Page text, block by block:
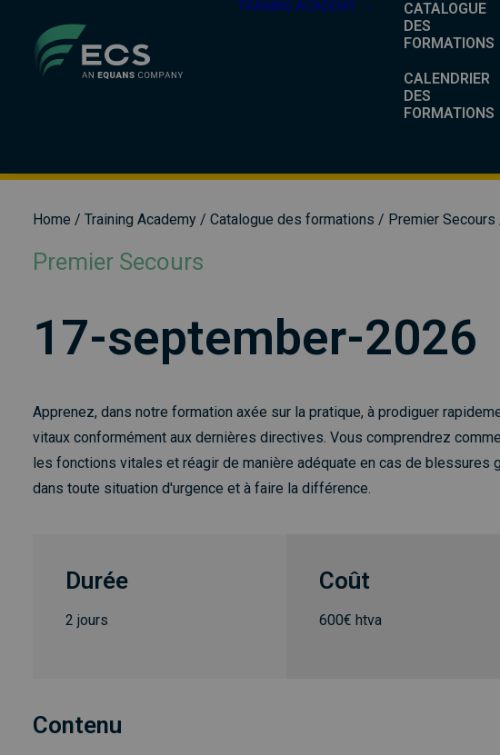
TRAINING ACADEMY
CATALOGUE
DES
FORMATIONS
CALENDRIER
DES
FORMATIONS
Home / Training Academy / Catalogue des formations / Premier Secours
Premier Secours
17-september-2026
Apprenez, dans notre formation axée sur la pratique, à prodiguer
vitaux conformément aux dernières directives. Vous comprendrez
les fonctions vitales et réagir de manière adéquate en cas de blessures
dans toute situation d'urgence et à faire la différence.
Durée
2 jours
Coût
600€ htva
Contenu